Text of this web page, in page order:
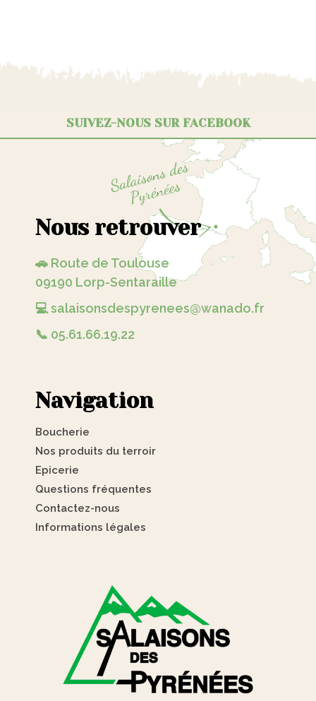
SUIVEZ-NOUS SUR FACEBOOK
Nous retrouver
🚗 Route de Toulouse
09190 Lorp-Sentaraille
💻 salaisonsdespyrenees@wanado.fr
📞 05.61.66.19.22
Navigation
Boucherie
Nos produits du terroir
Epicerie
Questions fréquentes
Contactez-nous
Informations légales